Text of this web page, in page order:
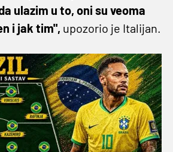
ulazim u to, oni su veoma
i jak tim", upozorio je Italijan.